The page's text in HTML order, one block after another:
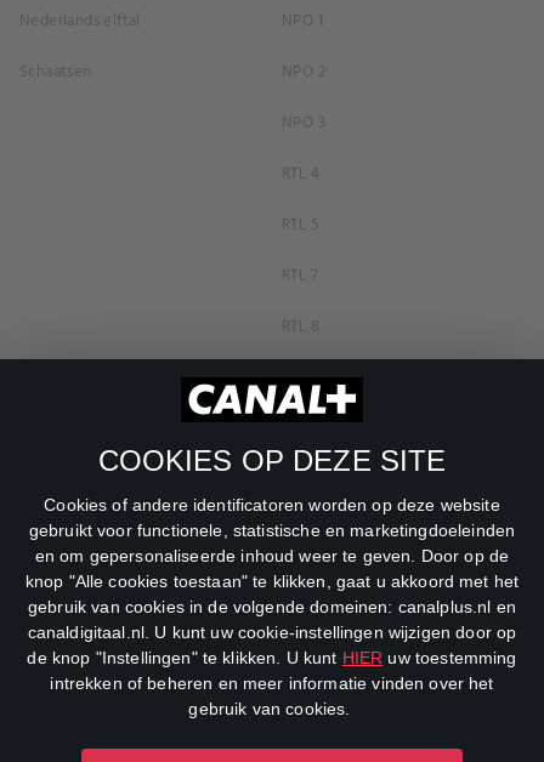
COOKIES OP DEZE SITE
Cookies of andere identificatoren worden op deze website
gebruikt voor functionele, statistische en marketingdoeleinden
en om gepersonaliseerde inhoud weer te geven. Door op de
knop "Alle cookies toestaan" te klikken, gaat u akkoord met het
gebruik van cookies in de volgende domeinen: canalplus.nl en
canaldigitaal.nl. U kunt uw cookie-instellingen wijzigen door op
de knop "Instellingen" te klikken. U kunt HIER uw toestemming
intrekken of beheren en meer informatie vinden over het
gebruik van cookies.
Nederlands elftal
Schaatsen
NPO 1
NPO 2
NPO 3
RTL 4
RTL 5
RTL 7
RTL 8
RTL Z
SBS6
Veronica
DreamWorks Channel